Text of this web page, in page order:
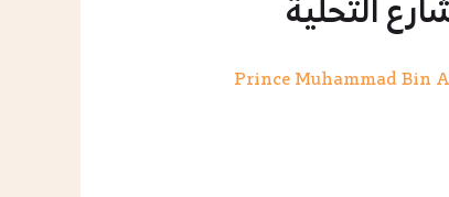
Prince Muhammad Bin